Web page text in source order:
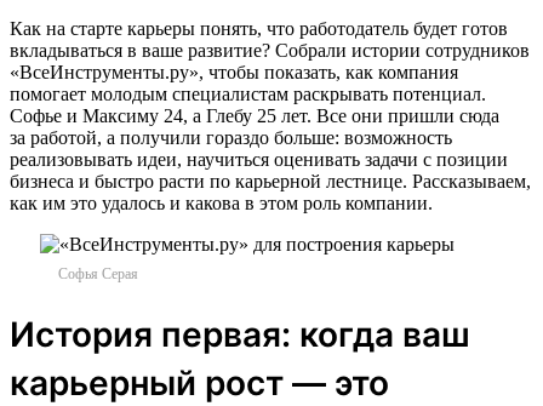
Как на старте карьеры понять, что работодатель будет готов
вкладываться в ваше развитие? Собрали истории сотрудников
«ВсеИнструменты.ру», чтобы показать, как компания
помогает молодым специалистам раскрывать потенциал.
Софье и Максиму 24, а Глебу 25 лет. Все они пришли сюда
за работой, а получили гораздо больше: возможность
реализовывать идеи, научиться оценивать задачи с позиции
бизнеса и быстро расти по карьерной лестнице. Рассказываем,
как им это удалось и какова в этом роль компании.
Софья Серая
История первая: когда ваш
карьерный рост — это